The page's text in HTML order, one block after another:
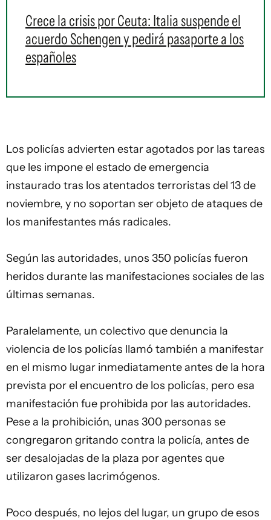
Crece la crisis por Ceuta: Italia suspende el
acuerdo Schengen y pedirá pasaporte a los
españoles
Los policías advierten estar agotados por las tareas
que les impone el estado de emergencia
instaurado tras los atentados terroristas del 13 de
noviembre, y no soportan ser objeto de ataques de
los manifestantes más radicales.
Según las autoridades, unos 350 policías fueron
heridos durante las manifestaciones sociales de las
últimas semanas.
Paralelamente, un colectivo que denuncia la
violencia de los policías llamó también a manifestar
en el mismo lugar inmediatamente antes de la hora
prevista por el encuentro de los policías, pero esa
manifestación fue prohibida por las autoridades.
Pese a la prohibición, unas 300 personas se
congregaron gritando contra la policía, antes de
ser desalojadas de la plaza por agentes que
utilizaron gases lacrimógenos.
Poco después, no lejos del lugar, un grupo de esos